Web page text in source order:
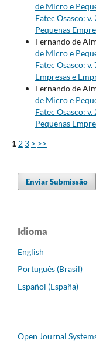
de Micro e
Fatec Osasco:
Pequenas
Fernando de
de Micro e
Fatec Osasco:
Empresas e
Fernando de
de Micro e
Fatec Osasco:
Pequenas
1 2 3 > >>
Enviar Submissão
Idioma
English
Português (Brasil)
Español (España)
Open Journal